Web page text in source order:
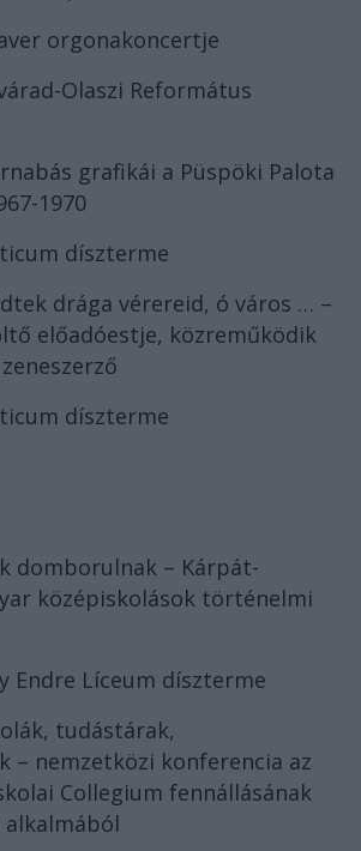
orgonakoncertje
Olaszi Református
grafikái a Püspöki Palota
1970
díszterme
drága vérereid, ó város … –
előadóestje, közreműködik
díszterme
domborulnak – Kárpát-
középiskolások történelmi
Endre Líceum díszterme
tudástárak,
– nemzetközi konferencia az
Collegium fennállásának
alkalmából